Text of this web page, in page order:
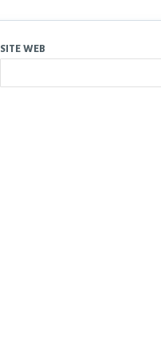
SITE WEB